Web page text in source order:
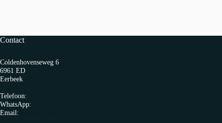
Contact
Coldenhovenseweg 6
6961 ED
Eerbeek
Telefoon:
WhatsApp:
Email: